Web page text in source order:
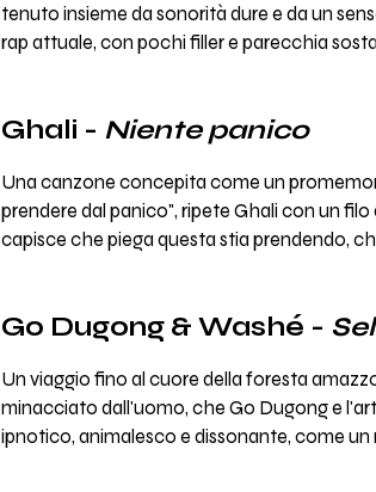
tenuto insieme da sonorità dure e da un
rap attuale, con pochi filler e parecchia
Ghali - Niente panico
Una canzone concepita come un
prendere dal panico", ripete Ghali con un
capisce che piega questa stia prendendo,
Go Dugong & Washé -
Un viaggio fino al cuore della foresta
minacciato dall'uomo, che Go Dugong e
ipnotico, animalesco e dissonante, come